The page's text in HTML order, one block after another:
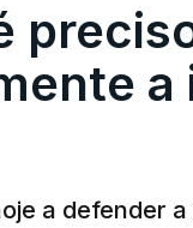
a
a defender